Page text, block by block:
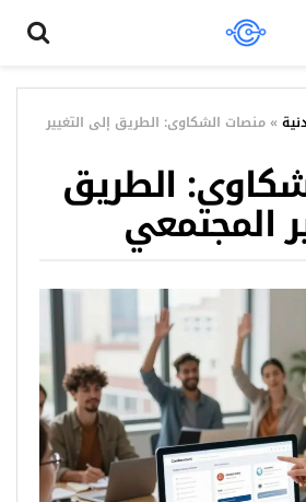
»منصات الشكاوى: الطريق إلى التغيير
الطريق
المجتمعي